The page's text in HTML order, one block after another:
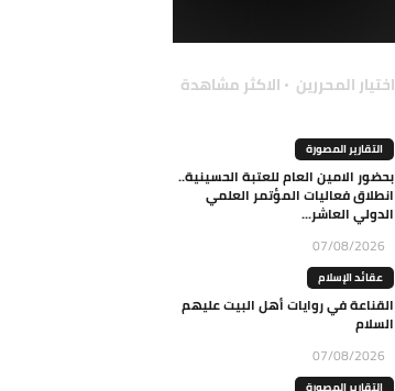
اختيار المحررين الاكثر مشاهدة
التقارير المصورة
بحضور الامين العام للعتبة الحسينية..
انطلاق فعاليات المؤتمر العلمي
الدولي العاشر...
07/08/2026
عقائد الإسلام
القناعة في روايات أهل البيت عليهم
السلام
07/08/2026